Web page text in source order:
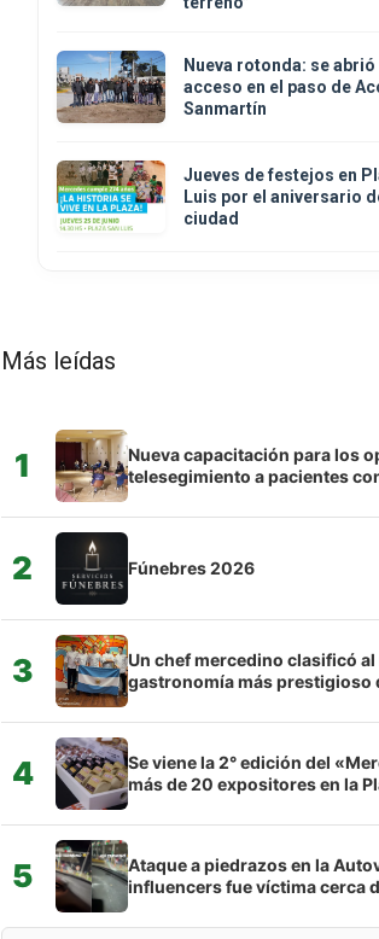
Nueva rotonda: se abrió
acceso en el paso de
Sanmartín
Jueves de festejos en
Luis por el aniversario
ciudad
Más leídas
1
Nueva capacitación para los
telesegimiento a pacientes
2 Fúnebres 2026
3
Un chef mercedino clasificó
gastronomía más prestigioso
4
Se viene la 2° edición del
más de 20 expositores en la
5
Ataque a piedrazos en la
influencers fue víctima cerca